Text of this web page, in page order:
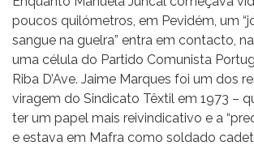
poucos quilómetros, em Pevidém, um
sangue na guelra” entra em contacto,
uma célula do Partido Comunista
Riba D’Ave. Jaime Marques foi um dos
viragem do Sindicato Têxtil em 1973 –
ter um papel mais reivindicativo e a
e estava em Mafra como soldado